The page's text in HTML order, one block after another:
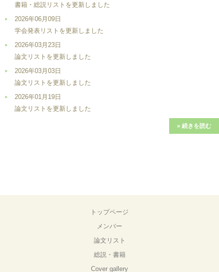
書籍・総説リストを更新しました
2026年06月09日
学会発表リストを更新しました
2026年03月23日
論文リストを更新しました
2026年03月03日
論文リストを更新しました
2026年01月19日
論文リストを更新しました
» 続きを読む
トップページ
メンバー
論文リスト
総説・書籍
Cover gallery